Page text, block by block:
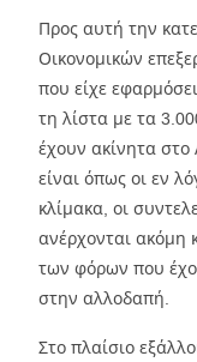
Προς αυτή την
Οικονομικών
που είχε
τη λίστα με τα
έχουν ακίνητα στο
είναι όπως οι εν
κλίμακα, οι
ανέρχονται ακόμη
των φόρων που
στην αλλοδαπή.
Στο πλαίσιο